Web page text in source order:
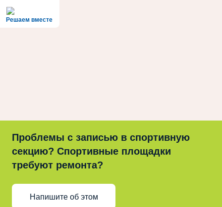
Решаем вместе
Проблемы с записью в спортивную
секцию? Спортивные площадки
требуют ремонта?
Напишите об этом